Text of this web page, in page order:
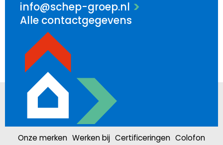
info@schep-groep.nl
Alle contactgegevens
Onze merken Werken bij Certificeringen Colofon